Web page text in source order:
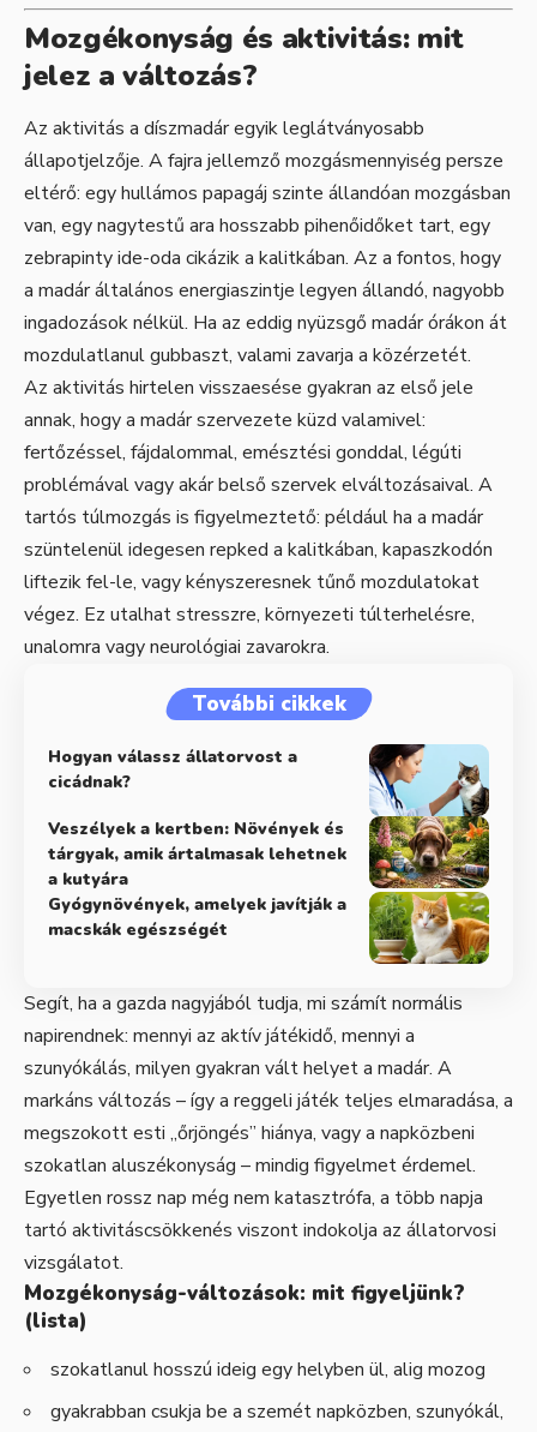
Mozgékonyság és aktivitás: mit
jelez a változás?
Az aktivitás a díszmadár egyik leglátványosabb
állapotjelzője. A fajra jellemző mozgásmennyiség persze
eltérő: egy hullámos papagáj szinte állandóan mozgásban
van, egy nagytestű ara hosszabb pihenőidőket tart, egy
zebrapinty ide-oda cikázik a kalitkában. Az a fontos, hogy
a madár általános energiaszintje legyen állandó, nagyobb
ingadozások nélkül. Ha az eddig nyüzsgő madár órákon át
mozdulatlanul gubbaszt, valami zavarja a közérzetét.
Az aktivitás hirtelen visszaesése gyakran az első jele
annak, hogy a madár szervezete küzd valamivel:
fertőzéssel, fájdalommal, emésztési gonddal, légúti
problémával vagy akár belső szervek elváltozásaival. A
tartós túlmozgás is figyelmeztető: például ha a madár
szüntelenül idegesen repked a kalitkában, kapaszkodón
liftezik fel-le, vagy kényszeresnek tűnő mozdulatokat
végez. Ez utalhat stresszre, környezeti túlterhelésre,
unalomra vagy neurológiai zavarokra.
További cikkek
Hogyan válassz állatorvost a
cicádnak?
Veszélyek a kertben: Növények és
tárgyak, amik ártalmasak lehetnek
a kutyára
Gyógynövények, amelyek javítják a
macskák egészségét
Segít, ha a gazda nagyjából tudja, mi számít normális
napirendnek: mennyi az aktív játékidő, mennyi a
szunyókálás, milyen gyakran vált helyet a madár. A
markáns változás – így a reggeli játék teljes elmaradása, a
megszokott esti „őrjöngés” hiánya, vagy a napközbeni
szokatlan aluszékonyság – mindig figyelmet érdemel.
Egyetlen rossz nap még nem katasztrófa, a több napja
tartó aktivitáscsökkenés viszont indokolja az állatorvosi
vizsgálatot.
Mozgékonyság-változások: mit figyeljünk?
(lista)
szokatlanul hosszú ideig egy helyben ül, alig mozog
gyakrabban csukja be a szemét napközben, szunyókál,